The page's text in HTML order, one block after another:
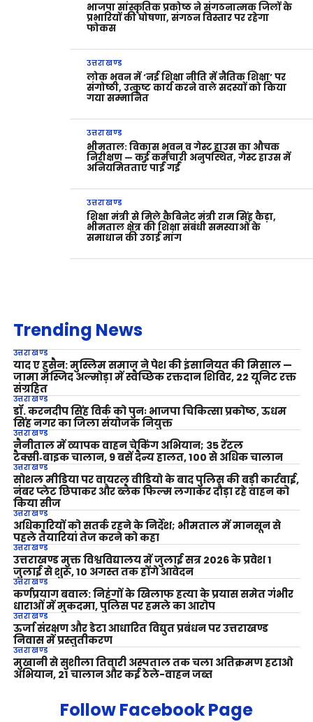
भाजपा सांस्कृतिक प्रकोष्ठ ने संगठनात्मक जिलों के
प्रभारियों की घोषणा, संगठन विस्तार पर रहेगा
फोकस
उत्तराखण्ड
लोक भवन में ‘नई शिक्षा नीति में नैतिक शिक्षा’ पर
संगोष्ठी, उत्कृष्ट कार्य करने वाले सदस्यों को किया
गया सम्मानित
उत्तराखण्ड
भीमताल: विकास भवन व गेस्ट हाउस का औचक
निरीक्षण — कई कर्मचारी अनुपस्थित, गेस्ट हाउस में
अनियमितताएँ पाईं गईं
उत्तराखण्ड
शिक्षा मंत्री से मिले कैबिनेट मंत्री राम सिंह कैड़ा,
भीमताल क्षेत्र की शिक्षा संबंधी समस्याओं के
समाधान की उठाई मांग
Trending News
उत्तराखण्ड
याद ए हुसैन: मुस्लिम समाज ने पेश की इंसानियत की मिसाल —
जामा मस्जिद अल्मोड़ा में स्वैच्छिक रक्तदान शिविर, 22 यूनिट रक्त
संग्रहित
उत्तराखण्ड
डॉ. करनदीप सिंह विर्क को पुनः भाजपा चिकित्सा प्रकोष्ठ, ऊधम
सिंह नगर का जिला संयोजक नियुक्त
उत्तराखण्ड
नैनीताल में व्यापक वाहन चेकिंग अभियान; 35 रेंटल
टैक्सी‑बाइक चालान, 9 बसें दैन्य हालत, 100 से अधिक चालान
उत्तराखण्ड
सोशल मीडिया पर वायरल वीडियो के बाद पुलिस की बड़ी कार्रवाई,
नंबर प्लेट छिपाकर और ब्लैक फिल्म लगाकर दौड़ा रहे वाहन को
किया सीज
उत्तराखण्ड
अधिकारियों को सतर्क रहने के निर्देश; भीमताल में मानसून से
पहले तैयारियां तेज करने को कहा
उत्तराखण्ड
उत्तराखण्ड मुक्त विश्वविद्यालय में जुलाई सत्र 2026 के प्रवेश 1
जुलाई से शुरू, 10 अगस्त तक होंगे आवेदन
उत्तराखण्ड
कर्णप्रयाग बवाल: निहंगों के खिलाफ हत्या के प्रयास समेत गंभीर
धाराओं में मुकदमा, पुलिस पर हमले का आरोप
उत्तराखण्ड
ऊर्जा संरक्षण और डेटा आधारित विद्युत प्रबंधन पर उत्तराखण्ड
निवास में प्रस्तुतीकरण
उत्तराखण्ड
मुखानी से सुशीला तिवारी अस्पताल तक चला अतिक्रमण हटाओ
अभियान, 21 चालान और कई ठेले-वाहन जब्त
Follow Facebook Page